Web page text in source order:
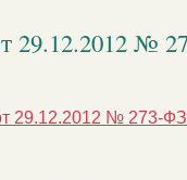
29.12.2012 №
29.12.2012 №